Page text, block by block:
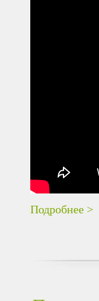
Подробнее >